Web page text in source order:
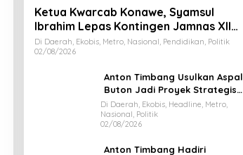
Ketua Kwarcab Konawe, Syamsul
Ibrahim Lepas Kontingen Jamnas XII
2026
Di Daerah, Ekobis, Metro, Nasional, Pendidikan, Politik
02/08/2026
Anton Timbang Usulkan Aspal
Buton Jadi Proyek Strategis
Nasional
Di Daerah, Ekobis, Headline, Metro,
Nasional, Politik
02/08/2026
Anton Timbang Hadiri